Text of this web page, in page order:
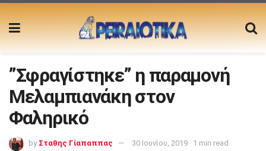
”Σφραγίστηκε” η παραμονή
Μελαμπιανάκη στον
Φαληρικό
by Σταθης Γίαπαππας 30 Ιουνίου, 2019 1 min read